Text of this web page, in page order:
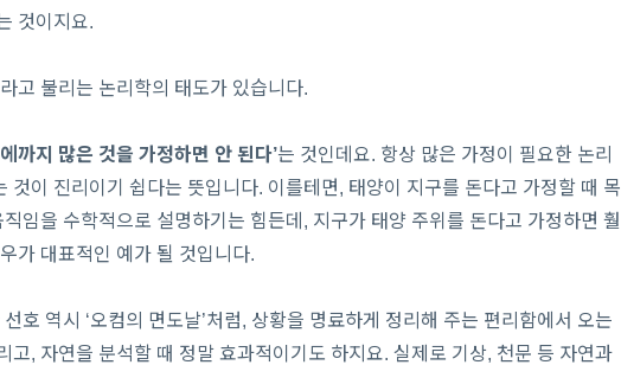
것이지요.
고 불리는 논리학의 태도가 있습니다.
까지 많은 것을 가정하면 안 된다’는 것인데요. 항상 많은 가정이 필요한 논리
것이 진리이기 쉽다는 뜻입니다. 이를테면, 태양이 지구를 돈다고 가정할 때 목
임을 수학적으로 설명하기는 힘든데, 지구가 태양 주위를 돈다고 가정하면 훨
가 대표적인 예가 될 것입니다.
선호 역시 ‘오컴의 면도날’처럼, 상황을 명료하게 정리해 주는 편리함에서 오는
고, 자연을 분석할 때 정말 효과적이기도 하지요. 실제로 기상, 천문 등 자연과